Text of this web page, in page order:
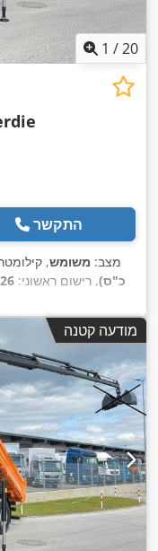
1 /20
התקשר
מצב: משומש,
כ"ס), רישום ראשוני:
, סוג תמסורת:אוטומטי,
אורך אזור הטעינה:
2026, ציוד:
מודעה קטנה